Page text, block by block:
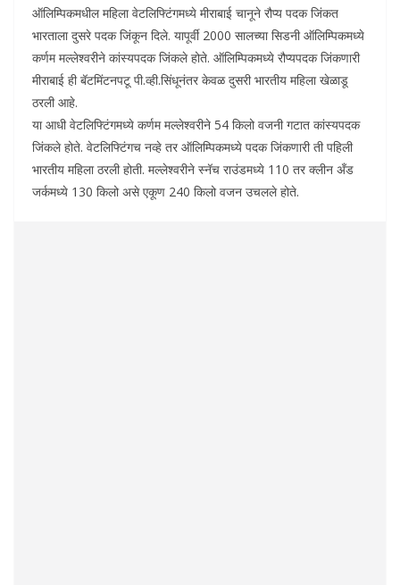
ऑलिम्पिकमधील महिला वेटलिफ्टिंगमध्ये मीराबाई चानूने रौप्य पदक जिंकत
भारताला दुसरे पदक जिंकून दिले. यापूर्वी 2000 सालच्या सिडनी ऑलिम्पिकमध्ये
कर्णम मल्लेश्वरीने कांस्यपदक जिंकले होते. ऑलिम्पिकमध्ये रौप्यपदक जिंकणारी
मीराबाई ही बॅटमिंटनपटू पी.व्ही.सिंधूनंतर केवळ दुसरी भारतीय महिला खेळाडू
ठरली आहे.
या आधी वेटलिफ्टिंगमध्ये कर्णम मल्लेश्वरीने 54 किलो वजनी गटात कांस्यपदक
जिंकले होते. वेटलिफ्टिंगच नव्हे तर ऑलिम्पिकमध्ये पदक जिंकणारी ती पहिली
भारतीय महिला ठरली होती. मल्लेश्वरीने स्नॅच राउंडमध्ये 110 तर क्लीन अँड
जर्कमध्ये 130 किलो असे एकूण 240 किलो वजन उचलले होते.